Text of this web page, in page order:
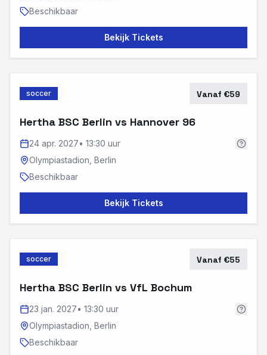
Beschikbaar
Bekijk Tickets
soccer Vanaf €59
Hertha BSC Berlin vs Hannover 96
24 apr. 2027• 13:30 uur
Olympiastadion, Berlin
Beschikbaar
Bekijk Tickets
soccer Vanaf €55
Hertha BSC Berlin vs VfL Bochum
23 jan. 2027• 13:30 uur
Olympiastadion, Berlin
Beschikbaar